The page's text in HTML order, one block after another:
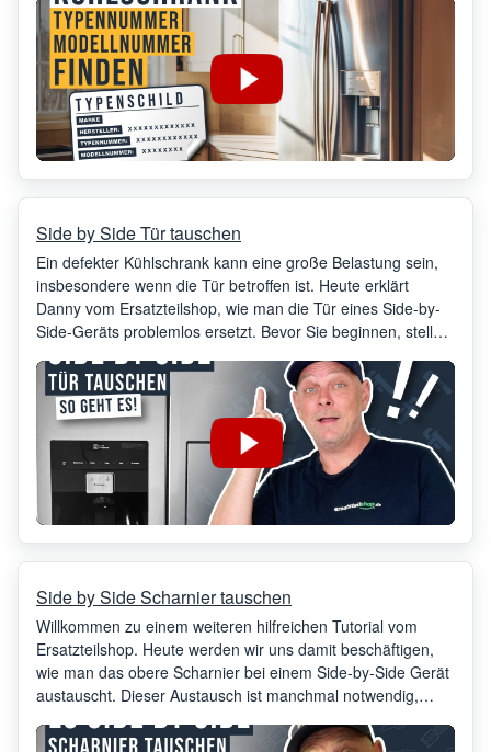
Side by Side Tür tauschen
Ein defekter Kühlschrank kann eine große Belastung sein,
insbesondere wenn die Tür betroffen ist. Heute erklärt
Danny vom Ersatzteilshop, wie man die Tür eines Side-by-
Side-Geräts problemlos ersetzt. Bevor Sie beginnen, stellen
In diesem Fall benötigen Sie lediglich einen
Kreuzschlitzschraubendreher.
Side by Side Scharnier tauschen
Willkommen zu einem weiteren hilfreichen Tutorial vom
Ersatzteilshop. Heute werden wir uns damit beschäftigen,
wie man das obere Scharnier bei einem Side-by-Side Gerät
austauscht. Dieser Austausch ist manchmal notwendig,
hält. In diesem Fall fällt die Tür ein wenig entgegen, wenn